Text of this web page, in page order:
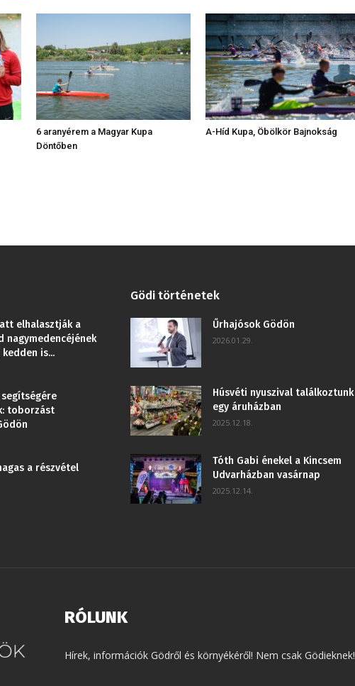
6 aranyérem a Magyar Kupa
Döntőben
A-Híd Kupa, Öbölkör Bajnokság
elhalasztják a
nagymedencéjének
is...
toborzást
a részvétel
Gödi történetek
Űrhajósok Gödön
2026.01.29.
Húsvéti nyuszival találkoztunk
egy áruházban
2025.12.18.
Tóth Gabi énekel a Kincsem
Udvarházban vasárnap
2025.12.14.
RÓLUNK
Hírek, információk Gödről és környékéről! Nem csak Gödieknek!